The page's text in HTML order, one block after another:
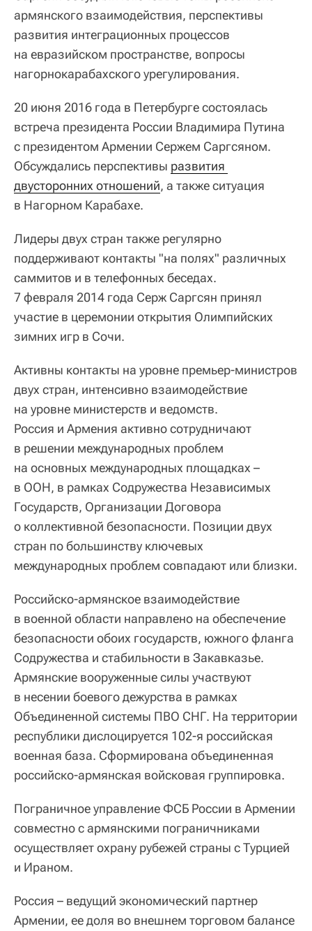
армянского взаимодействия, перспективы
развития интеграционных процессов
на евразийском пространстве, вопросы
нагорнокарабахского урегулирования.
20 июня 2016 года в Петербурге состоялась
встреча президента России Владимира Путина
с президентом Армении Сержем Саргсяном.
Обсуждались перспективы развития
двусторонних отношений, а также ситуация
в Нагорном Карабахе.
Лидеры двух стран также регулярно
поддерживают контакты "на полях" различных
саммитов и в телефонных беседах.
7 февраля 2014 года Серж Саргсян принял
участие в церемонии открытия Олимпийских
зимних игр в Сочи.
Активны контакты на уровне премьер-министров
двух стран, интенсивно взаимодействие
на уровне министерств и ведомств.
Россия и Армения активно сотрудничают
в решении международных проблем
на основных международных площадках –
в ООН, в рамках Содружества Независимых
Государств, Организации Договора
о коллективной безопасности. Позиции двух
стран по большинству ключевых
международных проблем совпадают или близки.
Российско-армянское взаимодействие
в военной области направлено на обеспечение
безопасности обоих государств, южного фланга
Содружества и стабильности в Закавказье.
Армянские вооруженные силы участвуют
в несении боевого дежурства в рамках
Объединенной системы ПВО СНГ. На территории
республики дислоцируется 102-я российская
военная база. Сформирована объединенная
российско-армянская войсковая группировка.
Пограничное управление ФСБ России в Армении
совместно с армянскими пограничниками
осуществляет охрану рубежей страны с Турцией
и Ираном.
Россия – ведущий экономический партнер
Армении, ее доля во внешнем торговом балансе